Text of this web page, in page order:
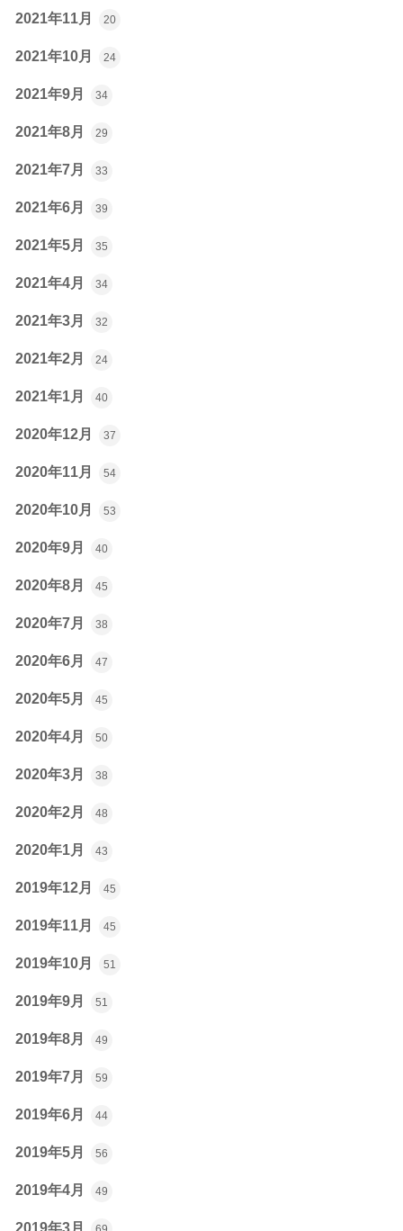
2021年11月 20
2021年10月 24
2021年9月 34
2021年8月 29
2021年7月 33
2021年6月 39
2021年5月 35
2021年4月 34
2021年3月 32
2021年2月 24
2021年1月 40
2020年12月 37
2020年11月 54
2020年10月 53
2020年9月 40
2020年8月 45
2020年7月 38
2020年6月 47
2020年5月 45
2020年4月 50
2020年3月 38
2020年2月 48
2020年1月 43
2019年12月 45
2019年11月 45
2019年10月 51
2019年9月 51
2019年8月 49
2019年7月 59
2019年6月 44
2019年5月 56
2019年4月 49
2019年3月